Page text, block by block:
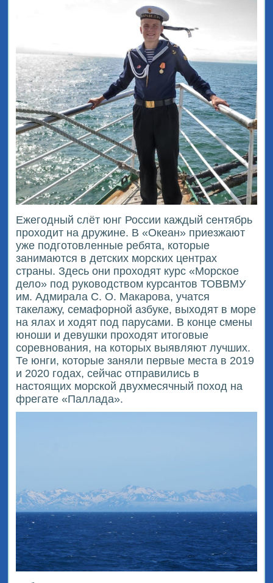
Ежегодный слёт юнг России каждый сентябрь
проходит на дружине. В «Океан» приезжают
уже подготовленные ребята, которые
занимаются в детских морских центрах
страны. Здесь они проходят курс «Морское
дело» под руководством курсантов ТОВВМУ
им. Адмирала С. О. Макарова, учатся
такелажу, семафорной азбуке, выходят в море
на ялах и ходят под парусами. В конце смены
юноши и девушки проходят итоговые
соревнования, на которых выявляют лучших.
Те юнги, которые заняли первые места в 2019
и 2020 годах, сейчас отправились в
настоящих морской двухмесячный поход на
фрегате «Паллада».